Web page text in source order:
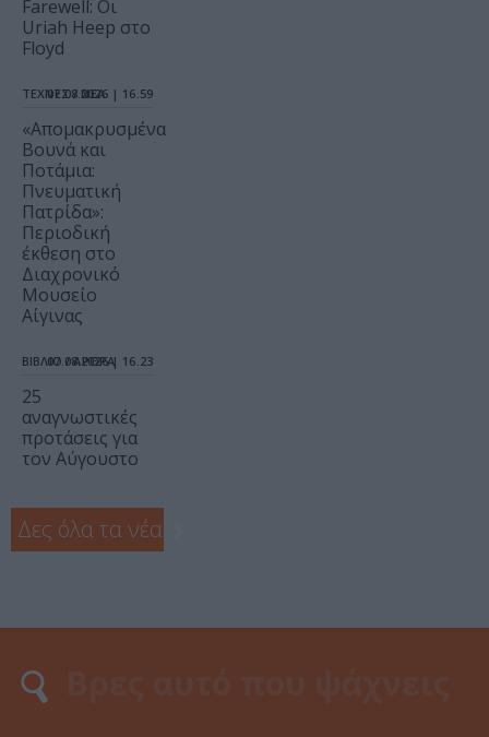
Farewell: Οι
Uriah Heep στο
Floyd
ΤΕΧΝΕΣ / ΝΕΑ
07.08.2026 | 16.59
«Απομακρυσμένα
Βουνά και
Ποτάμια:
Πνευματική
Πατρίδα»:
Περιοδική
έκθεση στο
Διαχρονικό
Μουσείο
Αίγινας
ΒΙΒΛΙΟ / ΑΡΘΡΑ
07.08.2026 | 16.23
25
αναγνωστικές
προτάσεις για
τον Αύγουστο
Δες όλα τα νέα